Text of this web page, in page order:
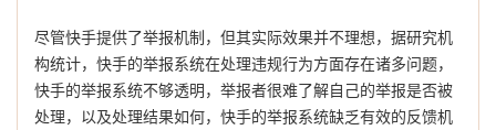
尽管快手提供了举报机制，但其实际效果并不理想，据研究机
构统计，快手的举报系统在处理违规行为方面存在诸多问题，
快手的举报系统不够透明，举报者很难了解自己的举报是否被
处理，以及处理结果如何，快手的举报系统缺乏有效的反馈机